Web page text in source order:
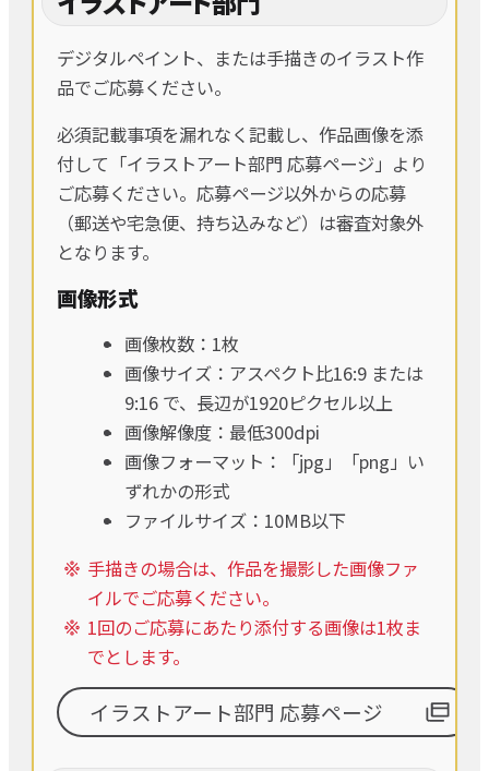
デジタルペイント、または手描きのイラスト作
品でご応募ください。
必須記載事項を漏れなく記載し、作品画像を添
付して「イラストアート部門 応募ページ」より
ご応募ください。応募ページ以外からの応募
（郵送や宅急便、持ち込みなど）は審査対象外
となります。
画像形式
画像枚数：1枚
画像サイズ：アスペクト比16:9 または
9:16 で、長辺が1920ピクセル以上
画像解像度：最低300dpi
画像フォーマット：「jpg」「png」い
ずれかの形式
ファイルサイズ：10MB以下
手描きの場合は、作品を撮影した画像ファ
イルでご応募ください。
1回のご応募にあたり添付する画像は1枚ま
でとします。
イラストアート部門 応募ページ